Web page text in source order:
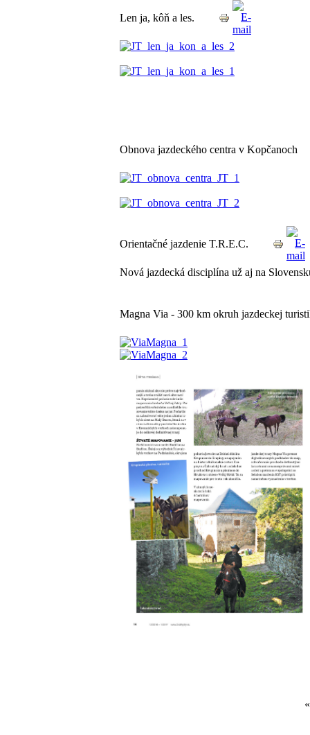
Len ja, kôň a les.
Obnova jazdeckého centra v Kopčanoch
Orientačné jazdenie T.R.E.C.
Nová jazdecká disciplína už aj na
Magna Via - 300 km okruh jazdeckej